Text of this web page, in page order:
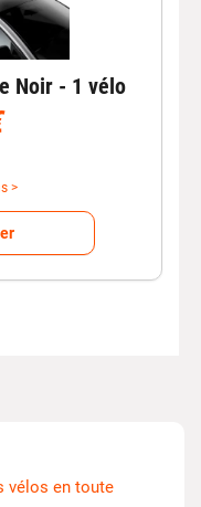
Noir - 1 vélo
>
vélos en toute